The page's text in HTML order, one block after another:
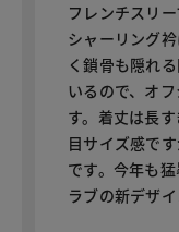
フレンチスリ
シャーリング
く鎖骨も隠れ
いるので、オ
す。着丈は長
目サイズ感で
です。今年も
ラブの新デザ